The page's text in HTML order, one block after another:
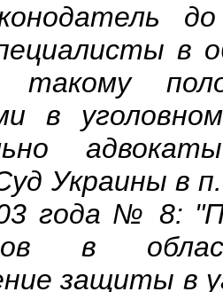
в
такому
в
Украины в
года № 8:
в
защиты в